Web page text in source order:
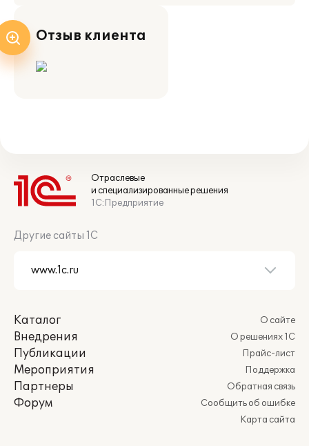
Отзыв клиента
Отраслевые
и специализированные решения
1С:Предприятие
Другие сайты 1С
Каталог
Внедрения
Публикации
Мероприятия
Партнеры
Форум
О сайте
О решениях 1С
Прайс-лист
Поддержка
Обратная связь
Сообщить об ошибке
Карта сайта